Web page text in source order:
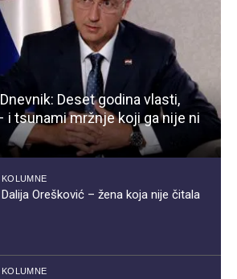
Deset godina vlasti,
i tsunami mržnje koji ga nije ni
KOLUMNE
Dalija Orešković – žena koja nije čitala
KOLUMNE